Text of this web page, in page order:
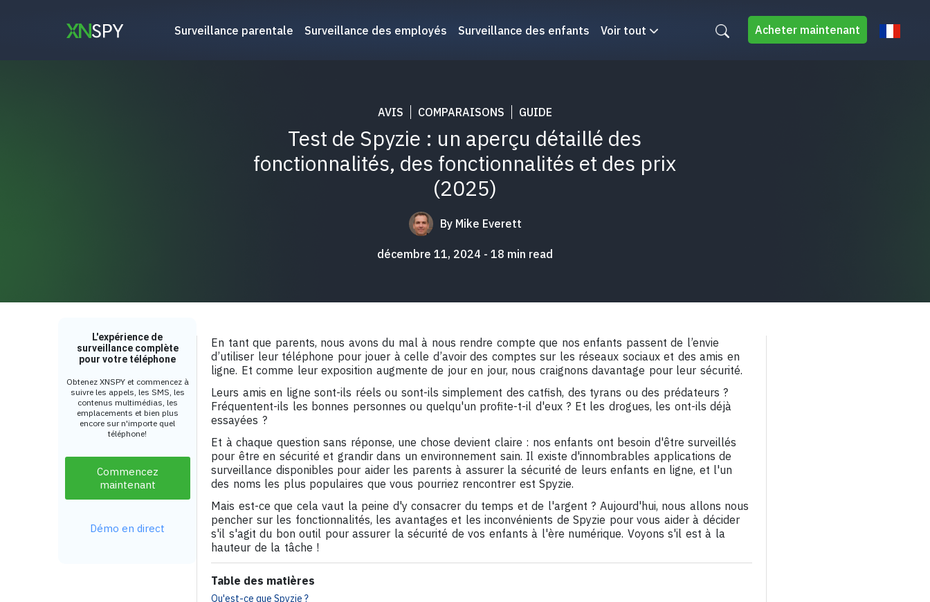
Surveillance parentale Surveillance des employés Surveillance des enfants Voir tout Acheter maintenant
AVIS COMPARAISONS GUIDE
Test de Spyzie : un aperçu détaillé des
fonctionnalités, des fonctionnalités et des prix
(2025)
By Mike Everett
décembre 11, 2024 18 min read
L'expérience de
surveillance complète
pour votre téléphone
Obtenez XNSPY et commencez à
suivre les appels, les SMS, les
contenus multimédias, les
emplacements et bien plus
encore sur n'importe quel
téléphone!
Commencez
maintenant
Démo en direct
En tant que parents, nous avons du mal à nous rendre compte que nos enfants passent de l’envie
d’utiliser leur téléphone pour jouer à celle d’avoir des comptes sur les réseaux sociaux et des amis en
ligne. Et comme leur exposition augmente de jour en jour, nous craignons davantage pour leur sécurité.
Leurs amis en ligne sont-ils réels ou sont-ils simplement des catfish, des tyrans ou des prédateurs ?
Fréquentent-ils les bonnes personnes ou quelqu'un profite-t-il d'eux ? Et les drogues, les ont-ils déjà
essayées ?
Et à chaque question sans réponse, une chose devient claire : nos enfants ont besoin d'être surveillés
pour être en sécurité et grandir dans un environnement sain. Il existe d'innombrables applications de
surveillance disponibles pour aider les parents à assurer la sécurité de leurs enfants en ligne, et l'un
des noms les plus populaires que vous pourriez rencontrer est Spyzie.
Mais est-ce que cela vaut la peine d'y consacrer du temps et de l'argent ? Aujourd'hui, nous allons nous
pencher sur les fonctionnalités, les avantages et les inconvénients de Spyzie pour vous aider à décider
s'il s'agit du bon outil pour assurer la sécurité de vos enfants à l'ère numérique. Voyons s'il est à la
hauteur de la tâche !
Table des matières
Qu'est-ce que Spyzie ?